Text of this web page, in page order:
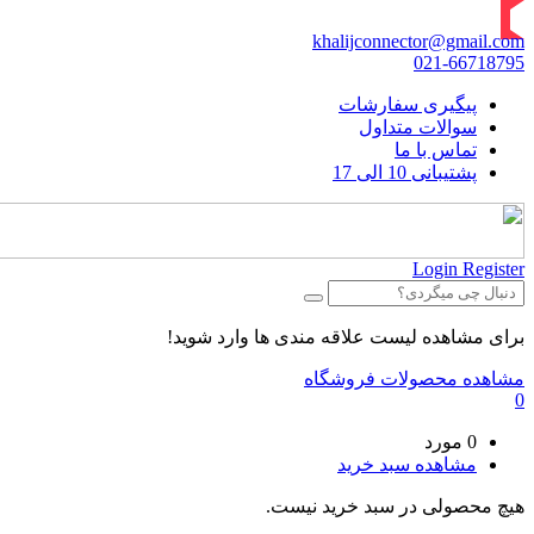
khalijconnector@gmail.com
021-66718795
پیگیری سفارشات
سوالات متداول
تماس با ما
پشتیبانی 10 الی 17
Login Register
برای مشاهده لیست علاقه مندی ها وارد شوید!
مشاهده محصولات فروشگاه
0
0 مورد
مشاهده سبد خرید
هیچ محصولی در سبد خرید نیست.